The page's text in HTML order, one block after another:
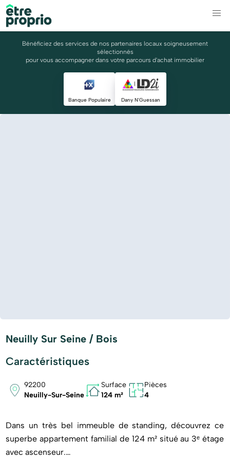
Bénéficiez des services de nos partenaires locaux soigneusement
sélectionnés
pour vous accompagner dans votre parcours d'achat immobilier
Banque Populaire Dany N'Guessan
Neuilly Sur Seine / Bois
Caractéristiques
92200
Neuilly-Sur-Seine
Surface
124 m²
Pièces
4
Dans un très bel immeuble de standing, découvrez ce
superbe appartement familial de 124 m² situé au 3ᵉ étage
avec ascenseur.